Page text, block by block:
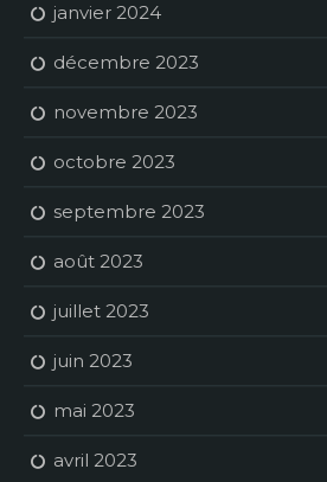
janvier 2024
décembre 2023
novembre 2023
octobre 2023
septembre 2023
août 2023
juillet 2023
juin 2023
mai 2023
avril 2023